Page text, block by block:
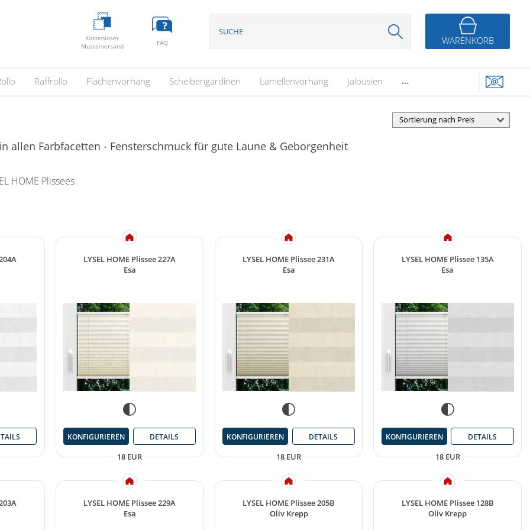
Kostenloser
Musterversand
FAQ WARENKORB
Raffrollo Flächenvorhang Scheibengardinen Lamellenvorhang Jalousien ...
allen Farbfacetten - Fensterschmuck für gute Laune & Geborgenheit
HOME Plissees
LYSEL HOME Plissee 227A
Esa
18 EUR
KONFIGURIEREN DETAILS
LYSEL HOME Plissee 231A
Esa
18 EUR
KONFIGURIEREN DETAILS
LYSEL HOME Plissee 135A
Esa
18 EUR
KONFIGURIEREN DETAILS
LYSEL HOME Plissee 229A
Esa
LYSEL HOME Plissee 205B
Oliv Krepp
LYSEL HOME Plissee 128B
Oliv Krepp